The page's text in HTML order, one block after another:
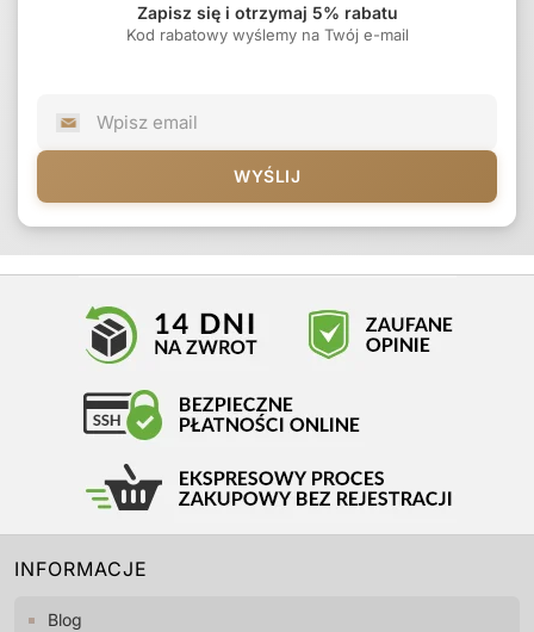
Zapisz się i otrzymaj 5% rabatu
Kod rabatowy wyślemy na Twój e-mail
WYŚLIJ
INFORMACJE
Blog